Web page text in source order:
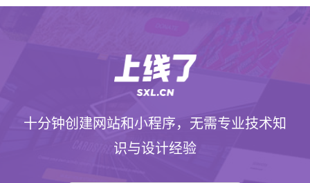
十分钟创建网站和小程序，无需专业技术知
识与设计经验